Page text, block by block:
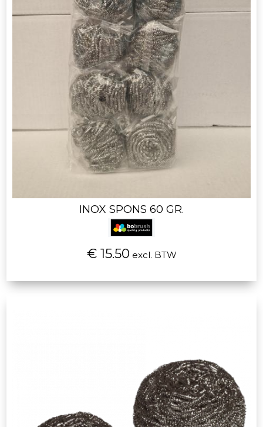
INOX SPONS 60 GR.
€ 15.50 excl. BTW